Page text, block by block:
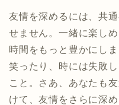
友情を深めるには、共
せません。一緒に楽し
時間をもっと豊かにし
笑ったり、時には失敗
こと。さあ、あなたも
けて、友情をさらに深